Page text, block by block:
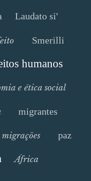
Laudato si'
Smerilli
humanos
e ética social
migrantes
migrações paz
África